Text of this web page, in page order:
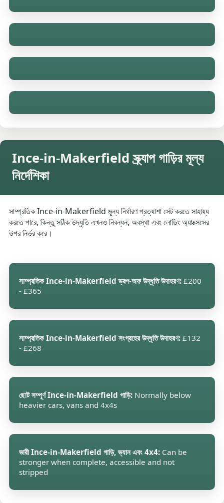
Ince-in-Makerfield স্ক্র্যাপ গাড়ির মূল্য
নির্দেশিকা
সাম্প্রতিক Ince-in-Makerfield মূল্য নির্ধারণ প্রত্যাশা সেট করতে সাহায্য
করতে পারে, কিন্তু সঠিক উদ্ধৃতি এখনও নিবন্ধন, অবস্থা এবং লোডিং অ্যাক্সেসের
উপর নির্ভর করে।
সাম্প্রতিক Ince-in-Makerfield ড্রপ-অফ উদ্ধৃতি উদাহরণ: £200
- £365
সাম্প্রতিক Ince-in-Makerfield সংগ্রহের উদ্ধৃতি উদাহরণ: £132
- £268
ছোট সম্পূর্ণ Ince-in-Makerfield গাড়ি: Normally below
heavier cars, vans and 4x4s
ভারী Ince-in-Makerfield গাড়ি, ভ্যান এবং 4x4: Can be
stronger when complete, accessible and not
stripped